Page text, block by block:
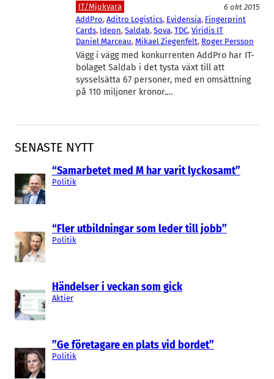
SENASTE NYTT
“Samarbetet med M har varit lyckosamt”
Politik
“Fler utbildningar som leder till jobb”
Politik
Händelser i veckan som gick
Aktier
”Ge företagare en plats vid bordet”
Politik
IT/Mjukvara
6 okt 2015
AddPro, Aditro Logistics, Evidensia, Fingerprint
Cards, Ideon, Saldab, Sova, TDC, Viridis IT
Daniel Marceau, Mikael Ziegenfelt, Roger Persson
Vägg i vägg med konkurrenten AddPro har IT-
bolaget Saldab i det tysta växt till att
sysselsätta 67 personer, med en omsättning
på 110 miljoner kronor.…